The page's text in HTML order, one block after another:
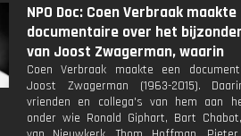
NPO Doc: Coen Verbraak maakte
documentaire over het
van Joost Zwagerman, waarin
Coen Verbraak maakte een
Joost Zwagerman (1963-2015).
vrienden en collega's van hem aan
onder wie Ronald Giphart, Bart